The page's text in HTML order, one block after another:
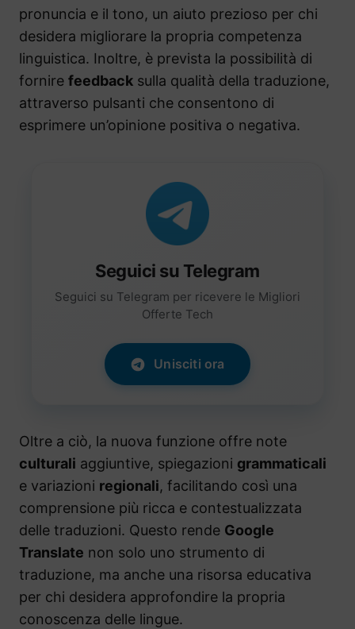
pronuncia e il tono, un aiuto prezioso per chi
desidera migliorare la propria competenza
linguistica. Inoltre, è prevista la possibilità di
fornire feedback sulla qualità della traduzione,
attraverso pulsanti che consentono di
esprimere un’opinione positiva o negativa.
Seguici su Telegram
Seguici su Telegram per ricevere le Migliori
Offerte Tech
Unisciti ora
Oltre a ciò, la nuova funzione offre note
culturali aggiuntive, spiegazioni grammaticali
e variazioni regionali, facilitando così una
comprensione più ricca e contestualizzata
delle traduzioni. Questo rende Google
Translate non solo uno strumento di
traduzione, ma anche una risorsa educativa
per chi desidera approfondire la propria
conoscenza delle lingue.